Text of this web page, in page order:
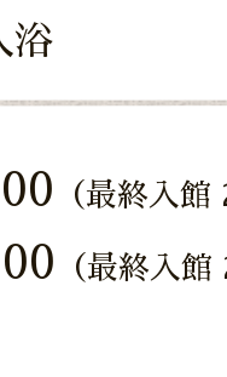
浴
（最終入館
（最終入館